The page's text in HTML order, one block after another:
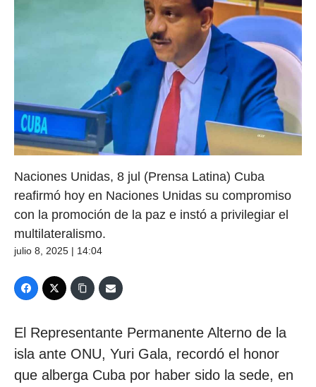
Naciones Unidas, 8 jul (Prensa Latina) Cuba
reafirmó hoy en Naciones Unidas su compromiso
con la promoción de la paz e instó a privilegiar el
multilateralismo.
julio 8, 2025 | 14:04
El Representante Permanente Alterno de la
isla ante ONU, Yuri Gala, recordó el honor
que alberga Cuba por haber sido la sede, en